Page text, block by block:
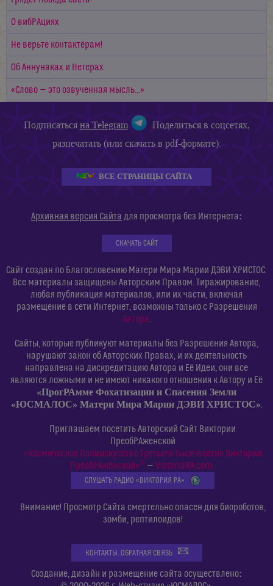
О вибРАциях
Не верьте контактёрам!
Об Аннунаках и Нетерах
«Слово — это озвученная мысль...»
Подписатьсяна Telegram
Поделиться в соцсетях,
разпечатать (или скачать в pdf-формате):
ВСЕ СТРАНИЦЫ САЙТА
Архивная версия Сайта для просмотра без Интернета:
СКАЧАТЬ САЙТ
Сайт создан по Благословению Матери Мира Марии ДЭВИ ХРИСТОС.
Все материалы защищены Авторским Правом. Тиражирование,
любая публикация материалов, или их части, включая
размещение в сети Интернет, возможны только с Разрешения
Автора.
Сайты, которые публикуют материалы без Разрешения Автора,
нарушают закон об Авторских Правах, и их деятельность
направлена на дискредитацию Автора и Её Идеи, они все
являются ложными и не имеют никакого отношения к Автору и Её
«ПрогРАмме Фохатизации и Спасения Земли
«ЮСМАЛОС» Матери Мира Марии ДЭВИ ХРИСТОС».
Приглашаем посетить Авторский Сайт Виктории
ПреобРАженской
«Космическое Полиискусство Третьего Тысячелетия Виктории
ПреобРАженской»©— VictoriaRA.com
СЛУШАТЬ РАДИО «ВИКТОРИЯ РА»
Внимание! Просмотр Сайта смертельно опасен для биороботов,
зомби, рептилоидов!
КОНТАКТЫ. ОБРАТНАЯ СВЯЗЬ
Создание, дизайн и размещение сайта осуществлено: